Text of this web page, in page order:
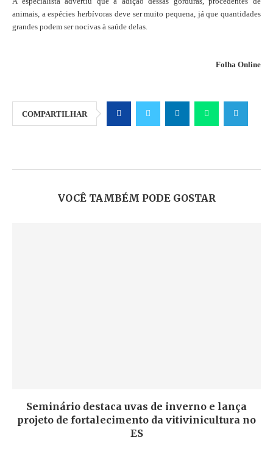
animais, a espécies herbívoras deve ser muito pequena, já que quantidades
grandes podem ser nocivas à saúde delas.
Folha Online
COMPARTILHAR
VOCÊ TAMBÉM PODE GOSTAR
Seminário destaca uvas de inverno e lança
projeto de fortalecimento da vitivinicultura no
ES